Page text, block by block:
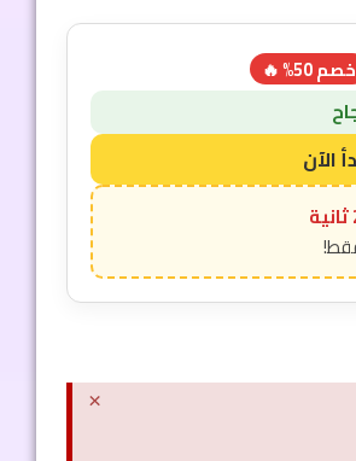
خصم 50% 🔥
×